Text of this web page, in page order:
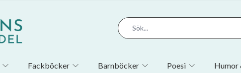
Fackböcker Barnböcker Poesi Humor